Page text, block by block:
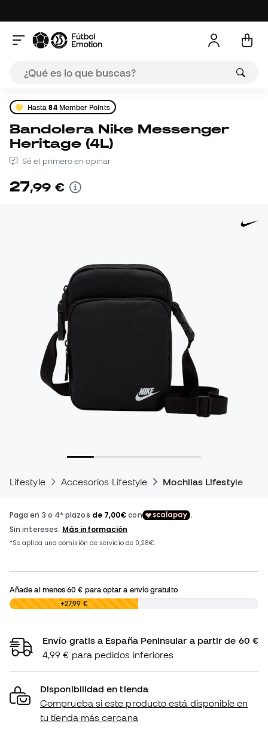
Hasta84Member Points
Bandolera Nike Messenger
Heritage (4L)
Sé el primero en opinar
27,99 €
Lifestyle Accesorios Lifestyle Mochilas Lifestyle
Añade al menos60 € para optar a envío gratuito
0,00 € +27,99 €
Envío gratis a España Peninsular a partir de 60 €
4,99 € para pedidos inferiores
Disponibilidad en tienda
Comprueba si este producto está disponible en
tu tienda más cercana